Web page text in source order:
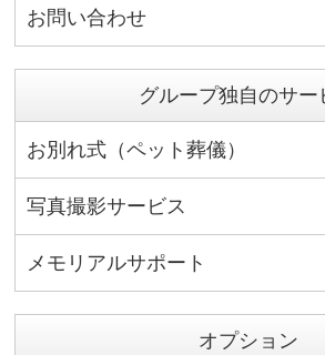
お問い合わせ
グループ独自のサー
お別れ式（ペット葬儀）
写真撮影サービス
メモリアルサポート
オプション